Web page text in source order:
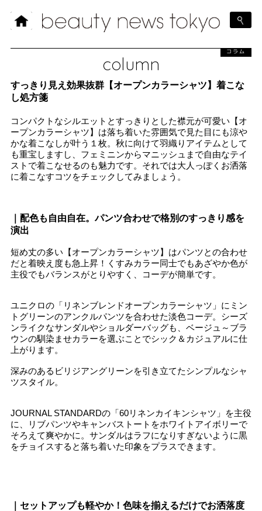
column
コラム
すっきり見え効果抜群【オープンカラーシャツ】着こな
し処方箋
コンパクトなシルエットとすっきりとした襟元が可愛い【オ
ープンカラーシャツ】は落ち着いた雰囲気で見た目にも涼や
かな着こなしが叶う１枚。秋に向けて羽織りアイテムとして
も重宝しますし、フェミニンからマニッシュまで自由なテイ
ストで着こなせるのも魅力です。それでは大人っぽくお洒落
に着こなすコツをチェックしてみましょう。
｜配色も自由自在。パンツ合わせで格別のすっきり感を
演出
短め丈の多い【オープンカラーシャツ】はパンツとの合わせ
だと着映え度も急上昇！くすみカラー同士でもあざやか色が
主役でもバランスがとりやすく、コーデが簡単です。
ユニクロの「リネンブレンドオープンカラーシャツ」にミン
トグリーンのアンクルパンツを合わせた淡色コーデ。シーズ
ンライクなサンダルやショルダーバッグも、ベージュ～ブラ
ウンの馴染ませカラーを選ぶことでシック＆カジュアルに仕
上がります。
深みのあるビリジアングリーンを引き立てたシンプルなシャ
ツスタイル。
JOURNAL STANDARDの「60リネンカイキンシャツ」を主役
に、リブパンツやキャンバストートをホワイトアイボリーで
そろえて爽やかに。サンダルはラフになりすぎないように黒
をチョイスすると落ち着いた印象をプラスできます。
｜セットアップも軽やか！色味を揃えるだけでお洒落度